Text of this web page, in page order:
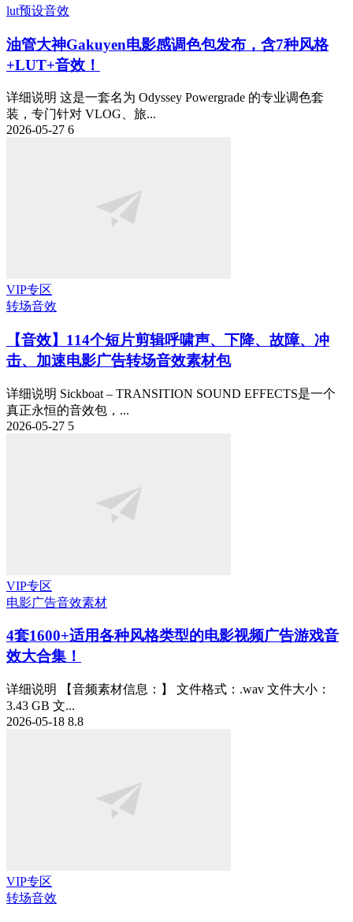
lut预设音效
油管大神Gakuyen电影感调色包发布，含7种风格
+LUT+音效！
详细说明 这是一套名为 Odyssey Powergrade 的专业调色套
装，专门针对 VLOG、旅...
2026-05-27 6
VIP专区
转场音效
【音效】114个短片剪辑呼啸声、下降、故障、冲
击、加速电影广告转场音效素材包
详细说明 Sickboat – TRANSITION SOUND EFFECTS是一个
真正永恒的音效包，...
2026-05-27 5
VIP专区
电影广告音效素材
4套1600+适用各种风格类型的电影视频广告游戏音
效大合集！
详细说明 【音频素材信息：】 文件格式：.wav 文件大小：
3.43 GB 文...
2026-05-18 8.8
VIP专区
转场音效